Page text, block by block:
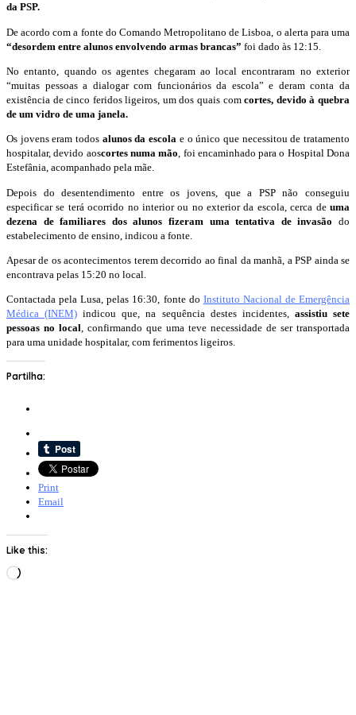
da PSP.
De acordo com a fonte do Comando Metropolitano de Lisboa, o alerta para uma
“desordem entre alunos envolvendo armas brancas” foi dado às 12:15.
No entanto, quando os agentes chegaram ao local encontraram no exterior
“muitas pessoas a dialogar com funcionários da escola” e deram conta da
existência de cinco feridos ligeiros, um dos quais comcortes, devido à quebra
de um vidro de uma janela.
Os jovens eram todos alunos da escola e o único que necessitou de tratamento
hospitalar, devido aoscortes numa mão, foi encaminhado para o Hospital Dona
Estefânia, acompanhado pela mãe.
Depois do desentendimento entre os jovens, que a PSP não conseguiu
especificar se terá ocorrido no interior ou no exterior da escola, cerca deuma
dezena de familiares dos alunos fizeram uma tentativa de invasão do
estabelecimento de ensino, indicou a fonte.
Apesar de os acontecimentos terem decorrido ao final da manhã, a PSP ainda se
encontrava pelas 15:20 no local.
Contactada pela Lusa, pelas 16:30, fonte do Instituto Nacional de Emergência
Médica (INEM) indicou que, na sequência destes incidentes,assistiu sete
pessoas no local, confirmando que uma teve necessidade de ser transportada
para uma unidade hospitalar, com ferimentos ligeiros.
Partilha:
Print
Email
Like this:
Loading…